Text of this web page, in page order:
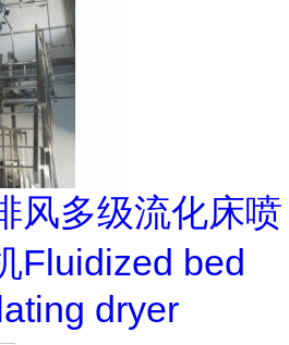
风多级流化床喷
Fluidized bed
dryer